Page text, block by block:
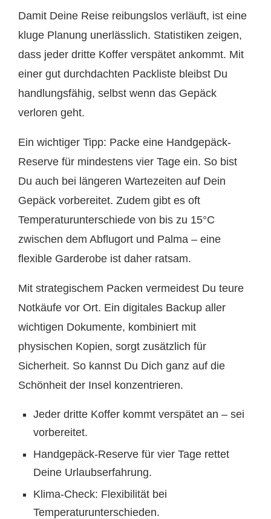
Damit Deine Reise reibungslos verläuft, ist eine
kluge Planung unerlässlich. Statistiken zeigen,
dass jeder dritte Koffer verspätet ankommt. Mit
einer gut durchdachten Packliste bleibst Du
handlungsfähig, selbst wenn das Gepäck
verloren geht.
Ein wichtiger Tipp: Packe eine Handgepäck-
Reserve für mindestens vier Tage ein. So bist
Du auch bei längeren Wartezeiten auf Dein
Gepäck vorbereitet. Zudem gibt es oft
Temperaturunterschiede von bis zu 15°C
zwischen dem Abflugort und Palma – eine
flexible Garderobe ist daher ratsam.
Mit strategischem Packen vermeidest Du teure
Notkäufe vor Ort. Ein digitales Backup aller
wichtigen Dokumente, kombiniert mit
physischen Kopien, sorgt zusätzlich für
Sicherheit. So kannst Du Dich ganz auf die
Schönheit der Insel konzentrieren.
Jeder dritte Koffer kommt verspätet an – sei
vorbereitet.
Handgepäck-Reserve für vier Tage rettet
Deine Urlaubserfahrung.
Klima-Check: Flexibilität bei
Temperaturunterschieden.